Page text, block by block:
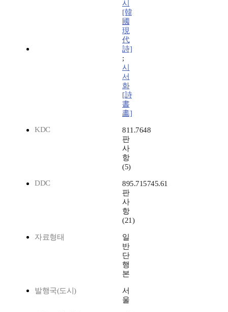
시
[韓
國
現
代
詩]
;
시
서
화
[詩
書
畵]
KDC
811.7648
판
사
항
(5)
DDC
895.715745.61
판
사
항
(21)
자료형태
일
반
단
행
본
발행국(도시)
서
울